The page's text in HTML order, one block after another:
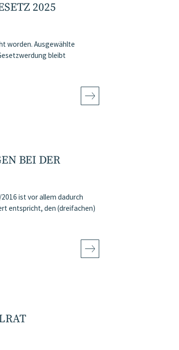
2025
worden. Ausgewählte
bleibt
BEI DER
ist vor allem dadurch
entspricht, den (dreifachen)